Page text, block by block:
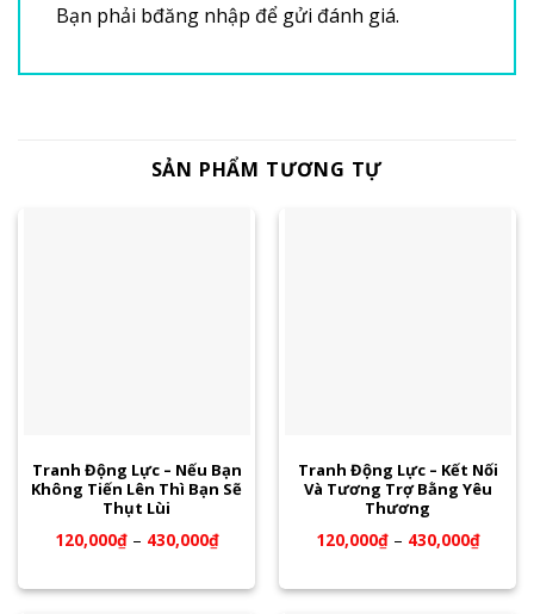
Bạn phải bđăng nhập để gửi đánh giá.
SẢN PHẨM TƯƠNG TỰ
Tranh Động Lực – Nếu Bạn
Không Tiến Lên Thì Bạn Sẽ
Thụt Lùi
120,000₫– 430,000₫
Tranh Động Lực – Kết Nối
Và Tương Trợ Bằng Yêu
Thương
120,000₫– 430,000₫